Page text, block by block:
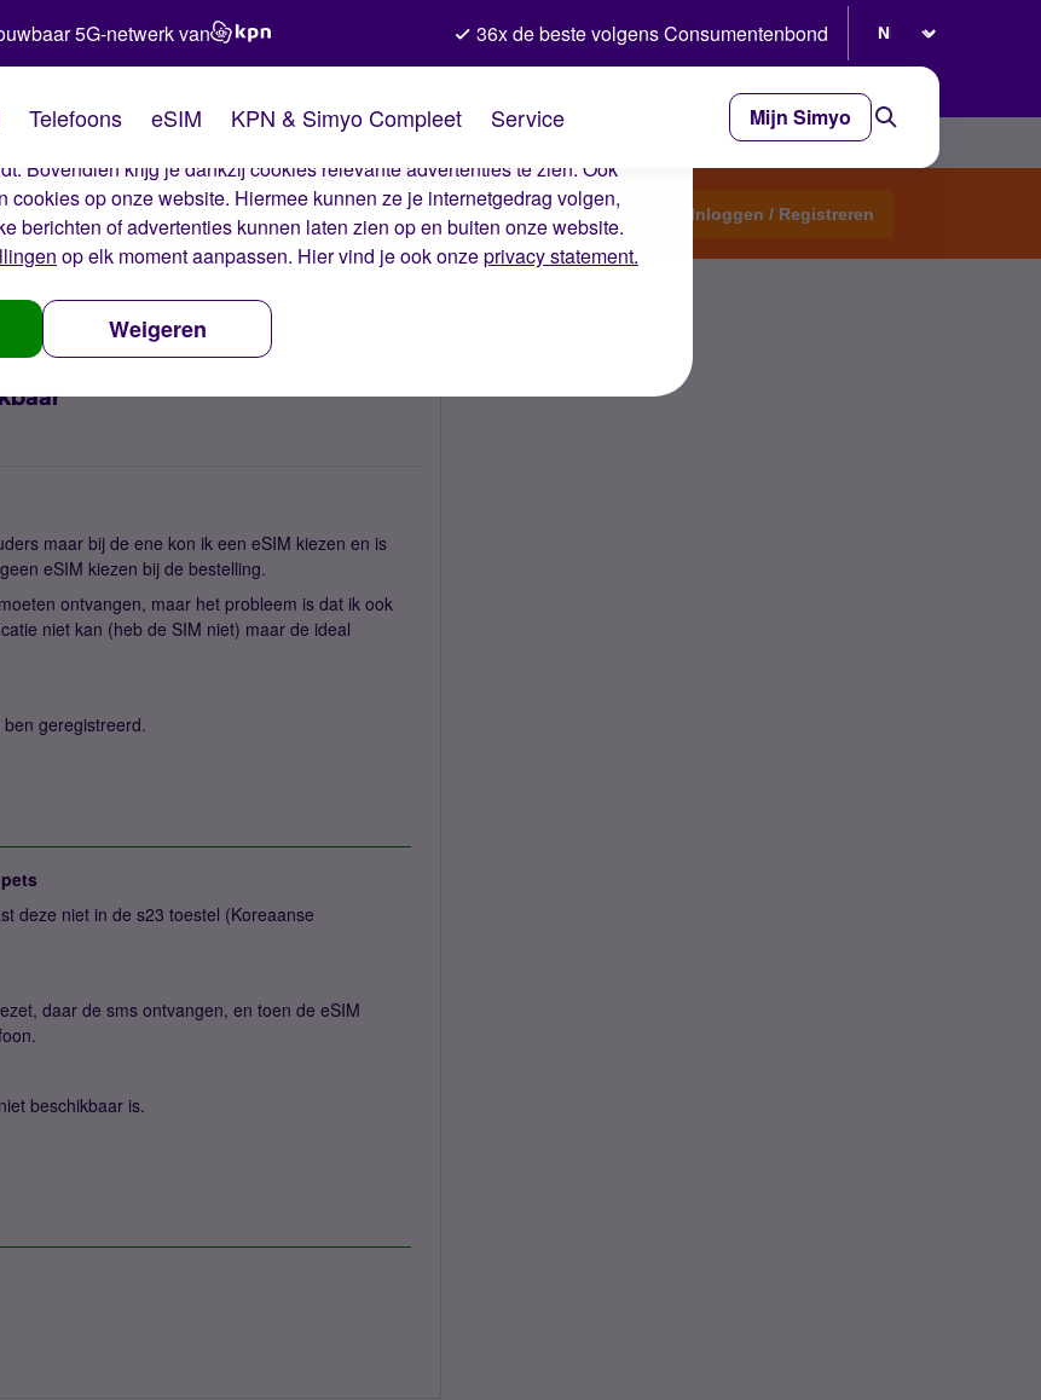
van Simyo
op onze website. Met deze cookies zorgen wij ervoor dat je ervaring op de
Bovendien krijg je dankzij cookies relevante advertenties te zien. Ook
cookies op onze website. Hiermee kunnen ze je internetgedrag volgen,
berichten of advertenties kunnen laten zien op en buiten onze website.
op elk moment aanpassen. Hier vind je ook onzeprivacy statement.
Weigeren
5G-netwerk van 36x de beste volgens Consumentenbond
Telefoons eSIM KPN & Simyo Compleet Service Mijn Simyo
Start een topic Inloggen / Registreren
maar bij de ene kon ik een eSIM kiezen en is
eSIM kiezen bij de bestelling.
ontvangen, maar het probleem is dat ik ook
niet kan (heb de SIM niet) maar de ideal
geregistreerd.
deze niet in de s23 toestel (Koreaanse
daar de sms ontvangen, en toen de eSIM
beschikbaar is.